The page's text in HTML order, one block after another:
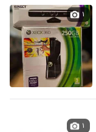
۱
۱